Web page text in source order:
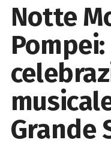
Notte
Pompei:
Grande